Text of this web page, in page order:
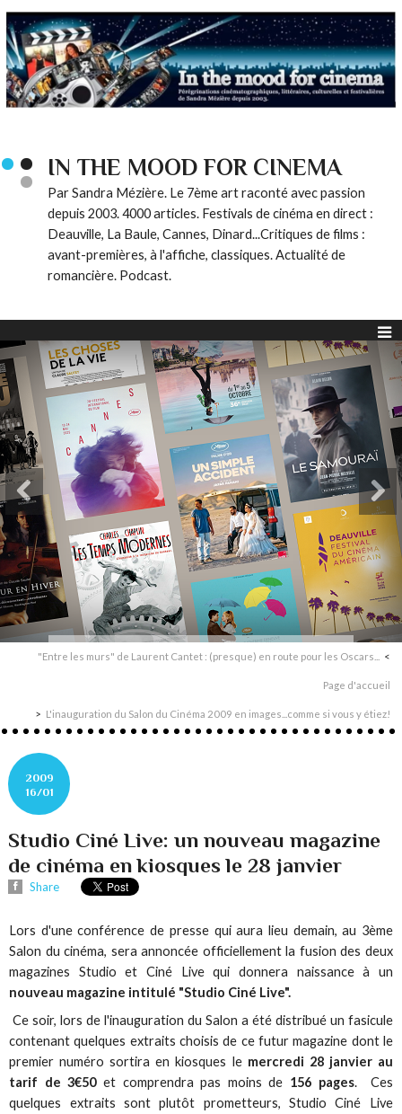
IN THE MOOD FOR CINEMA
Par Sandra Mézière. Le 7ème art raconté avec passion
depuis 2003. 4000 articles. Festivals de cinéma en direct :
Deauville, La Baule, Cannes, Dinard...Critiques de films :
avant-premières, à l'affiche, classiques. Actualité de
romancière. Podcast.
"Entre les murs" de Laurent Cantet : (presque) en route pour les Oscars...
Page d'accueil
L'inauguration du Salon du Cinéma 2009 en images...comme si vous y étiez!
2009
16/01
Studio Ciné Live: un nouveau magazine
de cinéma en kiosques le 28 janvier
Share
Lors d'une conférence de presse qui aura lieu demain, au 3ème
Salon du cinéma, sera annoncée officiellement la fusion des deux
magazines Studio et Ciné Live qui donnera naissance à un
nouveau magazine intitulé "Studio Ciné Live".
Ce soir, lors de l'inauguration du Salon a été distribué un fasicule
contenant quelques extraits choisis de ce futur magazine dont le
premier numéro sortira en kiosques le mercredi 28 janvier au
tarif de 3€50et comprendra pas moins de 156 pages. Ces
quelques extraits sont plutôt prometteurs, Studio Ciné Live